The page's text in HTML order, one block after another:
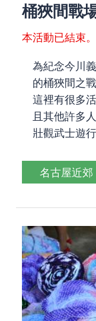
桶狹間戰
本活動已結束。
為紀念今川
的桶狹間之
這裡有很多
且其他許多
壯觀武士遊
名古屋近郊